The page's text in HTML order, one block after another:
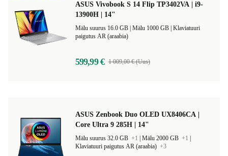
ASUS Vivobook S 14 Flip TP3402VA | i9-
13900H | 14"
Klaviatuuri
paigutus AR (araabia)
599,99 € 1 009,00 € (Uus)
ASUS Zenbook Duo OLED UX8406CA |
Core Ultra 9 285H | 14"
Mälu suurus 32.0 GB +1 Mälu 2000 GB +1
Klaviatuuri paigutus AR (araabia) +3